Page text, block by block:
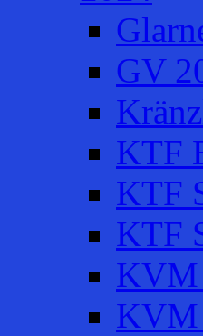
GV
KTF
KTF
KTF
KVM
KVM